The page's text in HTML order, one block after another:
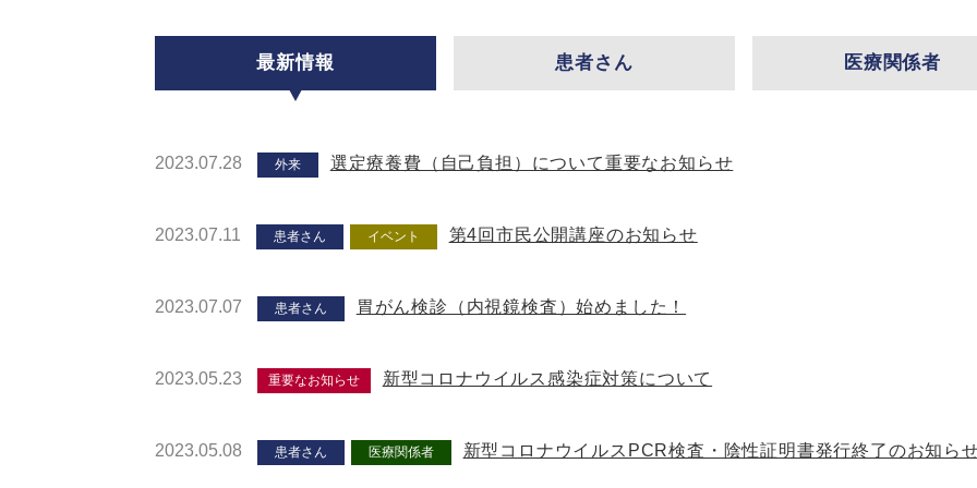
最新情報 患者さん 医療関係者
2023.07.28 外来 選定療養費（自己負担）について重要なお知らせ
2023.07.11 患者さん イベント 第4回市民公開講座のお知らせ
2023.07.07 患者さん 胃がん検診（内視鏡検査）始めました！
2023.05.23 重要なお知らせ 新型コロナウイルス感染症対策について
2023.05.08 患者さん 医療関係者 新型コロナウイルスPCR検査・陰性証明書発行終了のお知ら